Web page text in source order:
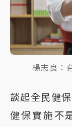
楊志良：
談起全民健
健保實施不